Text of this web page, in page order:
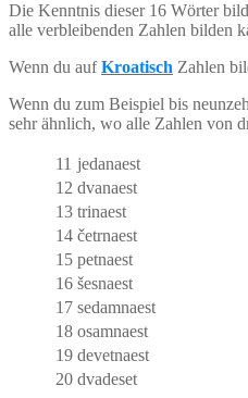
Die Kenntnis dieser 16 Wörter
alle verbleibenden Zahlen bilden
Wenn du aufKroatisch Zahlen
Wenn du zum Beispiel bis
sehr ähnlich, wo alle Zahlen von
11 jedanaest
12 dvanaest
13 trinaest
14 četrnaest
15 petnaest
16 šesnaest
17 sedamnaest
18 osamnaest
19 devetnaest
20 dvadeset